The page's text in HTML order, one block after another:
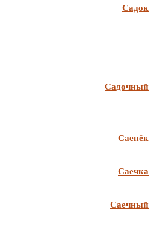
Садок
Садочный
Саепёк
Саечка
Саечный